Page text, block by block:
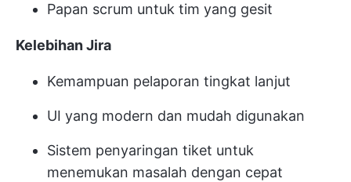
Papan scrum untuk tim yang gesit
Kelebihan Jira
Kemampuan pelaporan tingkat lanjut
UI yang modern dan mudah digunakan
Sistem penyaringan tiket untuk
menemukan masalah dengan cepat